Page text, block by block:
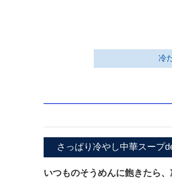
冷
さっぱり冷やし中華スープ
いつものそうめんに飽きたら、